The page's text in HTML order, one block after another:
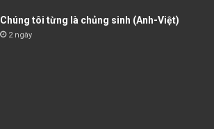
Chúng tôi từng là chủng sinh (Anh-Việt)
2 ngày